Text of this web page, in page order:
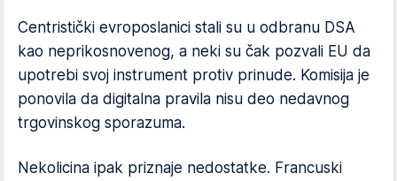
Centristički evroposlanici stali su u odbranu DSA
kao neprikosnovenog, a neki su čak pozvali EU da
upotrebi svoj instrument protiv prinude. Komisija je
ponovila da digitalna pravila nisu deo nedavnog
trgovinskog sporazuma.
Nekolicina ipak priznaje nedostatke. Francuski